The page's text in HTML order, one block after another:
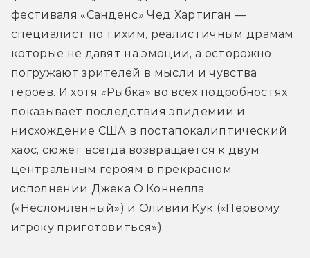
фестиваля «Санденс» Чед Хартиган —
специалист по тихим, реалистичным драмам,
которые не давят на эмоции, а осторожно
погружают зрителей в мысли и чувства
героев. И хотя «Рыбка» во всех подробностях
показывает последствия эпидемии и
нисхождение США в постапокалиптический
хаос, сюжет всегда возвращается к двум
центральным героям в прекрасном
исполнении Джека О’Коннелла
(«Несломленный») и Оливии Кук («Первому
игроку приготовиться»).